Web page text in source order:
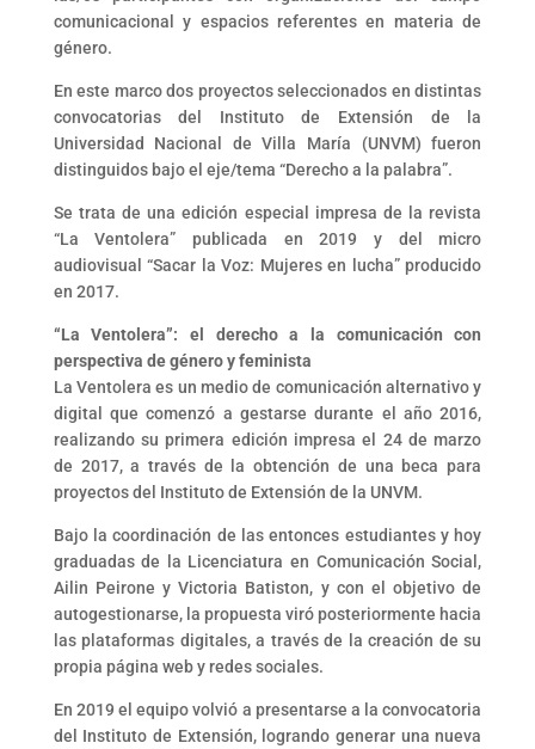
comunicacional y espacios referentes en materia de
género.
En este marco dos proyectos seleccionados en distintas
convocatorias del Instituto de Extensión de la
Universidad Nacional de Villa María (UNVM) fueron
distinguidos bajo el eje/tema “Derecho a la palabra”.
Se trata de una edición especial impresa de la revista
“La Ventolera” publicada en 2019 y del micro
audiovisual “Sacar la Voz: Mujeres en lucha” producido
en 2017.
“La Ventolera”: el derecho a la comunicación con
perspectiva de género y feminista
La Ventolera es un medio de comunicación alternativo y
digital que comenzó a gestarse durante el año 2016,
realizando su primera edición impresa el 24 de marzo
de 2017, a través de la obtención de una beca para
proyectos del Instituto de Extensión de la UNVM.
Bajo la coordinación de las entonces estudiantes y hoy
graduadas de la Licenciatura en Comunicación Social,
Ailin Peirone y Victoria Batiston, y con el objetivo de
autogestionarse, la propuesta viró posteriormente hacia
las plataformas digitales, a través de la creación de su
propia página web y redes sociales.
En 2019 el equipo volvió a presentarse a la convocatoria
del Instituto de Extensión, logrando generar una nueva